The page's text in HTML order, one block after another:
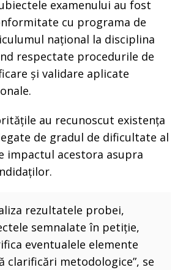
examenului au fost
cu programa de
național la disciplina
respectate procedurile de
și validare aplicate
au recunoscut existența
de gradul de dificultate al
impactul acestora asupra
rezultatele probei,
semnalate în petiție,
eventualele elemente
clarificări metodologice”, se